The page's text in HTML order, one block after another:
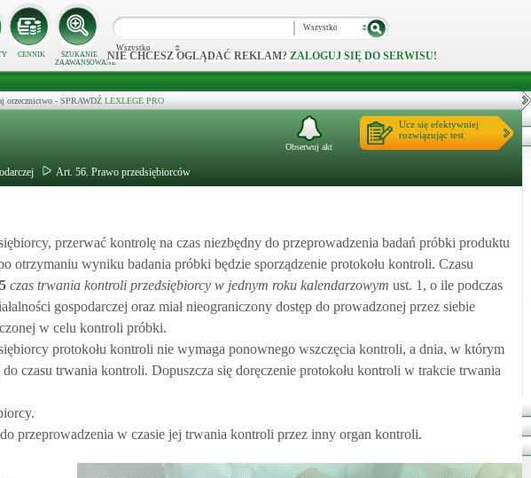
CENNIK
SZUKANIE
ZAAWANSOWANE
Wszystko
Wszystko
NIE CHCESZ OGLĄDAĆ REKLAM? ZALOGUJ SIĘ DO SERWISU!
orzecznictwo - SPRAWDŹ LEXLEGE PRO
Art. 56. Prawo przedsiębiorców
Ucz się efektywniej
rozwiązując test
Obserwuj akt
przerwać kontrolę na czas niezbędny do przeprowadzenia badań próbki produktu
otrzymaniu wyniku badania próbki będzie sporządzenie protokołu kontroli. Czasu
czas trwania kontroli przedsiębiorcy w jednym roku kalendarzowym ust. 1, o ile podczas
gospodarczej oraz miał nieograniczony dostęp do prowadzonej przez siebie
w celu kontroli próbki.
protokołu kontroli nie wymaga ponownego wszczęcia kontroli, a dnia, w którym
czasu trwania kontroli. Dopuszcza się doręczenie protokołu kontroli w trakcie trwania
przeprowadzenia w czasie jej trwania kontroli przez inny organ kontroli.